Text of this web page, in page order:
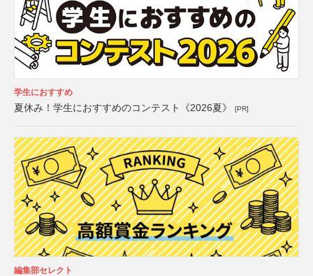
学生におすすめ
夏休み！学生におすすめのコンテスト《2026夏》 [PR]
編集部セレクト